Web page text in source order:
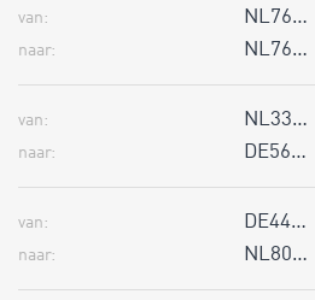
van: NL76…
naar: NL76…
van: NL33…
naar: DE56…
van: DE44…
naar: NL80…